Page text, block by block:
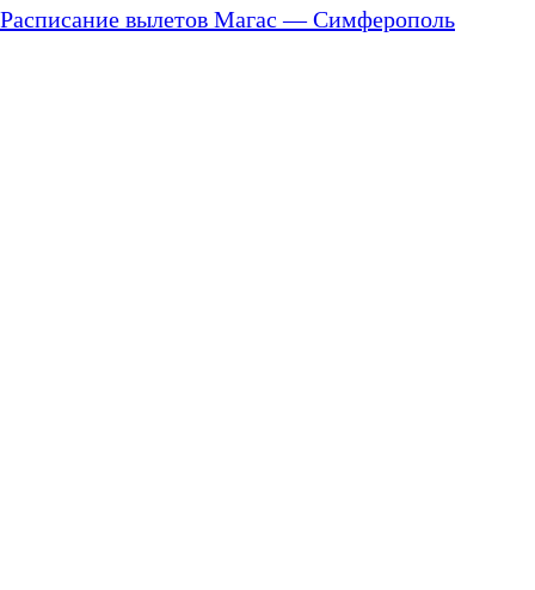
Расписание вылетов Магас — Симферополь